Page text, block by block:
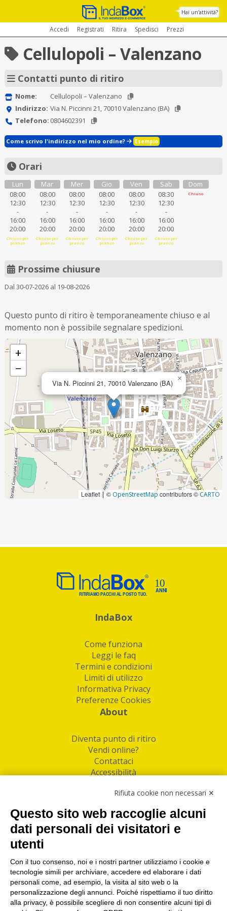
Hai un'attività?
Accedi Registrati Ritira Spedisci Prezzi
Cellulopoli – Valenzano
Contatti punto di ritiro
Nome:
Cellulopoli – Valenzano
Indirizzo: Via N. Piccinni 21, 70010 Valenzano (BA)
Telefono: 0804602391
Come scrivo l'indirizzo nel mio ordine? Esempio
Orari
Lun
08:00
12:30
-
16:00
20:00
Chiuso per
pranzo
Mar
08:00
12:30
-
16:00
20:00
Chiuso per
pranzo
Mer
08:00
12:30
-
16:00
20:00
Chiuso per
pranzo
Gio
08:00
12:30
-
16:00
20:00
Chiuso per
pranzo
Ven
08:00
12:30
-
16:00
20:00
Chiuso per
pranzo
Sab
08:30
12:30
-
16:00
20:00
Chiuso per
pranzo
Dom
Chiuso
Prossime chiusure
Dal 30-07-2026 al 19-08-2026
Questo punto di ritiro è temporaneamente chiuso e al
momento non è possibile segnalare spedizioni.
Via N. Piccinni 21, 70010 Valenzano (BA) ×
+
−
Leaflet| © OpenStreetMap contributors ©CARTO
IndaBox
Come funziona
Leggi le faq
Termini e condizioni
Limiti di utilizzo
Informativa Privacy
Preferenze Cookies
About
Diventa punto di ritiro
Vendi online?
Contattaci
Accessibilità
Facebook
Linkedin
I nostri punti di ritiro e spedizione pacchi nelle
maggiori città italiane
Torino|Milano|Roma|Bologna|Firenze| Genova
Napoli|Varese
Rifiuta cookie non necessari ✕
Questo sito web raccoglie alcuni
dati personali dei visitatori e
utenti
Con il tuo consenso, noi e i nostri partner utilizziamo i cookie e
tecnologie simili per archiviare, accedere ed elaborare i dati
personali come, ad esempio, la visita al sito web o la
personalizzazione degli annunci. Poiché rispettiamo il tuo diritto
alla privacy, è possibile scegliere di non consentire alcuni tipi di